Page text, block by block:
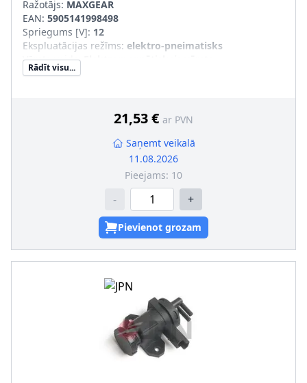
Ražotājs: MAXGEAR
EAN: 5905141998498
Spriegums [V]: 12
Ekspluatācijas režīms: elektro-pneimatisks
Vārsta veids:
Rādīt visu...
21,53 € ar PVN
Saņemt veikalā
11.08.2026
Pieejams: 10
- +
Pievienot grozam